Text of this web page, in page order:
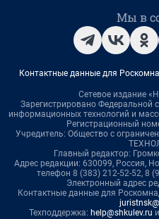
Мы в
Контактные данные для
Сетевое издание
Зарегистрировано Федеральной
информационных технологий и
Регистрационный
Учредитель: Общество с
Главный редактор:
Адрес редакции: 630099, Россия,
телефон 8 (383) 212-52-52, 8
Электронный адрес
Контактные данные для
Техподдержка: help@shkulev.ru